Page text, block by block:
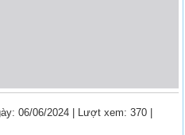
06/06/2024 | Lượt xem: 370